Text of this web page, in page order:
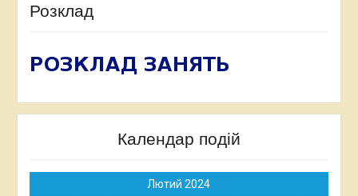
Розклад
Календар подій
Лютий 2024